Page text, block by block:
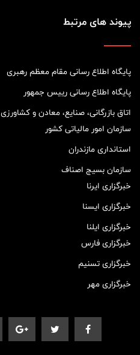
پیوند های مرتبط
پایگاه اطلاع رسانی مقام معظم رهبری
پایگاه اطلاع رسانی رییس جمهور
اتاق بازرگانی، صنایع، معادن و کشاورزی
سازمان امور مالیاتی کشور
استانداری مازندران
سازمان بسیج اصناف
خبرگزاری ایرنا
خبرگزاری ایسنا
خبرگزاری ایلنا
خبرگزاری فارس
خبرگزاری تسنیم
خبرگزاری مهر